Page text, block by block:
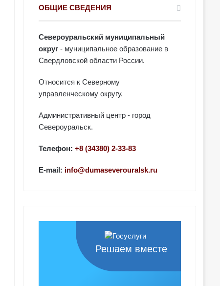
ОБЩИЕ СВЕДЕНИЯ
Североуральский муниципальный
округ - муниципальное образование в
Свердловской области России.
Относится к Северному
управленческому округу.
Административный центр - город
Североуральск.
Телефон:+8 (34380) 2-33-83
E-mail: info@dumaseverouralsk.ru
Решаем вместе